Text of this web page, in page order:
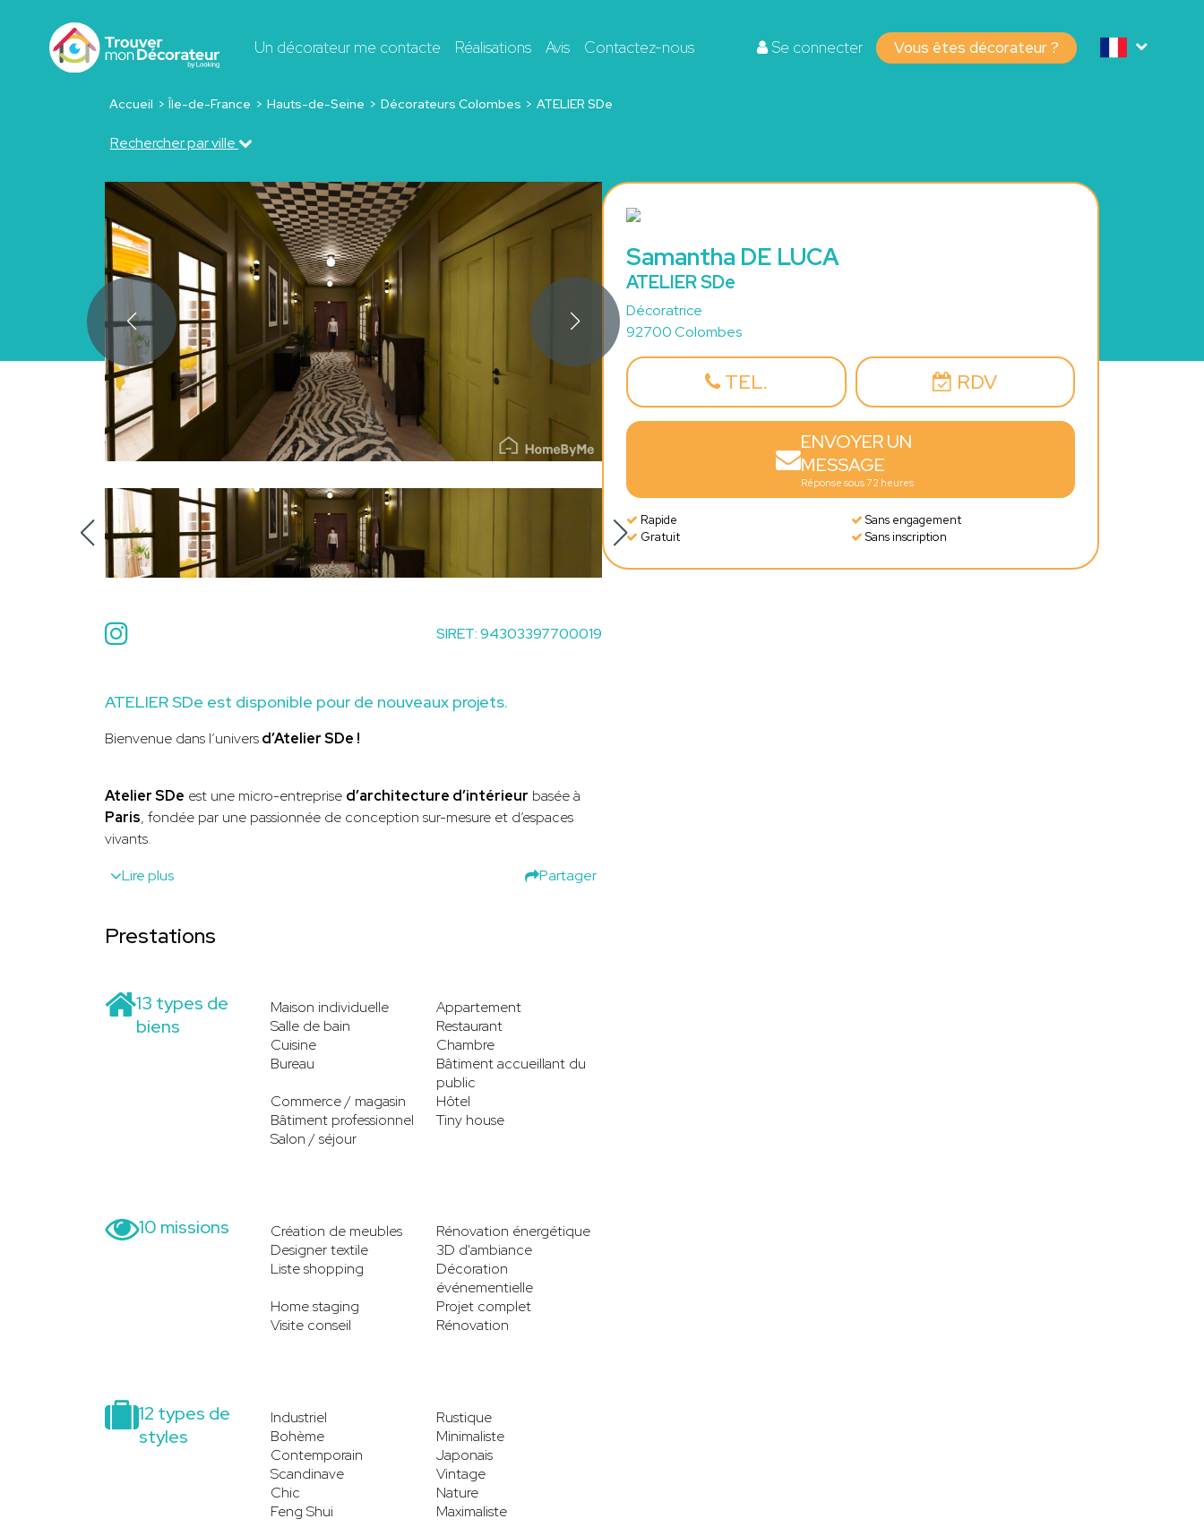
Un décorateur me contacte Réalisations Avis Contactez-nous Se connecter Vous êtes décorateur ?
Accueil Île-de-France Hauts-de-Seine Décorateurs Colombes ATELIER SDe
Rechercher par ville
SIRET: 94303397700019
ATELIER SDe est disponible pour de nouveaux projets.
Bienvenue dans l’universd’Atelier SDe !
Atelier SDe est une micro-entreprise d’architecture d’intérieur basée à
Paris, fondée par une passionnée de conception sur-mesure et d’espaces
vivants.
Lire plus
Partager
Prestations
13 types de
biens
Maison individuelle
Appartement
Salle de bain
Restaurant
Cuisine
Chambre
Bureau
Bâtiment accueillant du
public
Commerce / magasin
Hôtel
Bâtiment professionnel
Tiny house
Salon / séjour
12 types de
styles
Industriel
Rustique
Bohème
Minimaliste
Contemporain
Japonais
Scandinave
Vintage
Chic
Nature
Feng Shui
Maximaliste
10 missions Création de meubles
Rénovation énergétique
Designer textile
3D d'ambiance
Liste shopping
Décoration
événementielle
Home staging
Projet complet
Visite conseil
Rénovation
Samantha DE LUCA
ATELIER SDe
Décoratrice
92700 Colombes
TEL. RDV
ENVOYER UN
MESSAGE
Réponse sous 72 heures
Rapide
Sans engagement
Gratuit
Sans inscription